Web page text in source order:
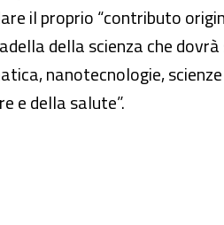
il proprio “contributo
della scienza che dovrà
nanotecnologie,
e della salute”.